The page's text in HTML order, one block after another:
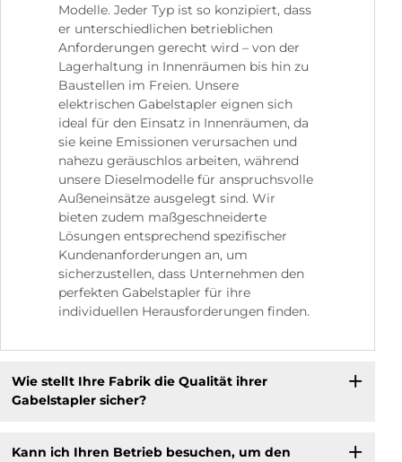
Modelle. Jeder Typ ist so konzipiert, dass
er unterschiedlichen betrieblichen
Anforderungen gerecht wird – von der
Lagerhaltung in Innenräumen bis hin zu
Baustellen im Freien. Unsere
elektrischen Gabelstapler eignen sich
ideal für den Einsatz in Innenräumen, da
sie keine Emissionen verursachen und
nahezu geräuschlos arbeiten, während
unsere Dieselmodelle für anspruchsvolle
Außeneinsätze ausgelegt sind. Wir
bieten zudem maßgeschneiderte
Lösungen entsprechend spezifischer
Kundenanforderungen an, um
sicherzustellen, dass Unternehmen den
perfekten Gabelstapler für ihre
individuellen Herausforderungen finden.
Wie stellt Ihre Fabrik die Qualität ihrer
Gabelstapler sicher?
Kann ich Ihren Betrieb besuchen, um den